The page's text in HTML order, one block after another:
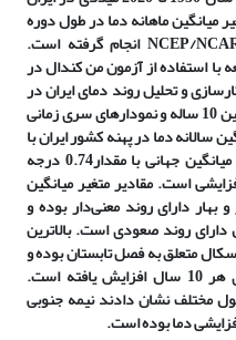
میانگین ماهانه دما در طول دوره
NCEP/انجام گرفته است.
با استفاده از آزمون من کندال در
و تحلیل روند دمای ایران در
های میانگین 10 ساله و نمودارهای سری زمانی
سالانه دما در پهنه کشور ایران با
گراد (بالاتر از میانگین جهانی با مقدار0.74 درجه
است. مقادیر متغیر میانگین
و بهار دارای روند معنیدار بوده و
1000 هکتوپاسکال دارای روند صعودی است. بالاترین
دمای تراز 1000 هکتوپاسکال متعلق به فصل تابستان بوده و
گراد به ازای هر 10 سال افزایش یافته است.
مختلف نشان دادند نیمه جنوبی
دما بوده است.